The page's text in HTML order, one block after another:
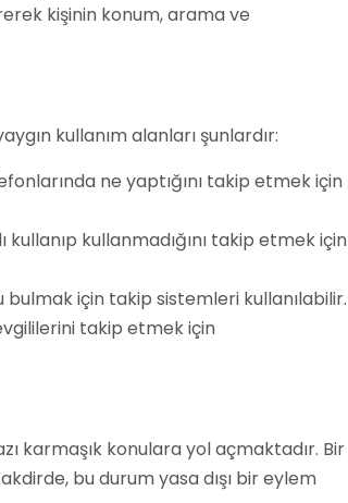
kişinin konum, arama ve
kullanım alanları şunlardır:
ne yaptığını takip etmek için
kullanıp kullanmadığını takip etmek için
bulmak için takip sistemleri kullanılabilir.
takip etmek için
karmaşık konulara yol açmaktadır. Bir
bu durum yasa dışı bir eylem